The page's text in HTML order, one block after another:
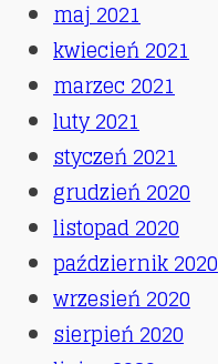
maj 2021
kwiecień 2021
marzec 2021
luty 2021
styczeń 2021
grudzień 2020
listopad 2020
październik 2020
wrzesień 2020
sierpień 2020